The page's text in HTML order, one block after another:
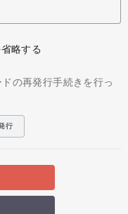
略する
の再発行手続きを行っ
行